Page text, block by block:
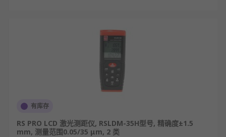
有库存
RS PRO LCD 激光测距仪, RSLDM-35H型号, 精确度±1.5
mm, 测量范围0.05/35 μm, 2 类